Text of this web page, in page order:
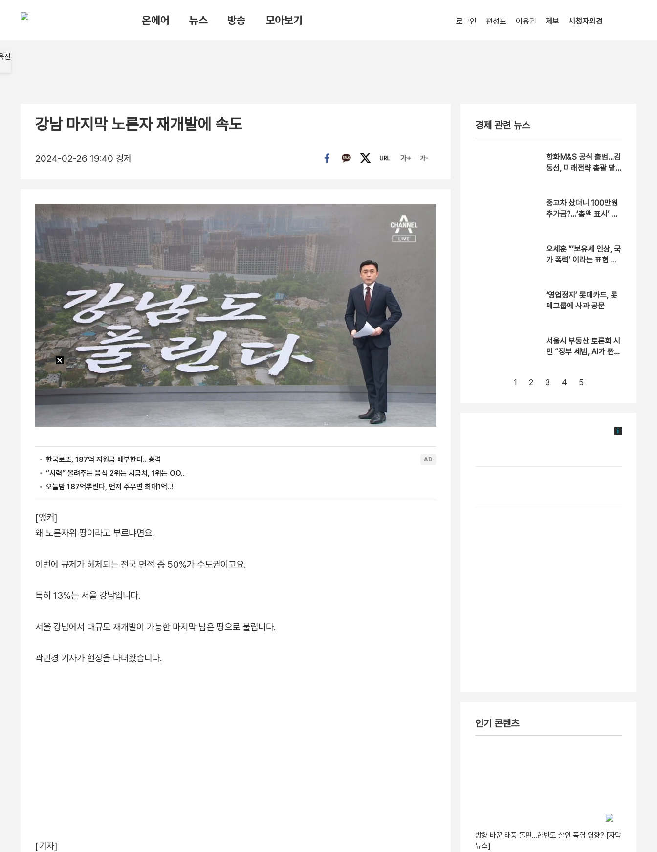
온에어 뉴스 방송 모아보기 로그인 편성표 이용권 제보 시청자의견
강남 마지막 노른자 재개발에 속도
2024-02-26 19:40 경제
[앵커]
왜 노른자위 땅이라고 부르냐면요.
이번에 규제가 해제되는 전국 면적 중 50%가 수도권이고요.
특히 13%는 서울 강남입니다.
서울 강남에서 대규모 재개발이 가능한 마지막 남은 땅으로 불립니다.
곽민경 기자가 현장을 다녀왔습니다.
[기자]
경제 관련 뉴스
한화M&S 공식 출범…김
동선, 미래전략 총괄 맡
중고차 샀더니 100만원
추가금?…‘총액 표시’ 의
오세훈 “‘보유세 인상, 국
가 폭력’ 이라는 표현 와
‘영업정지’ 롯데카드, 롯
데그룹에 사과 공문
서울시 부동산 토론회 시
민 “정부 세법, AI가 짠
1 2 3 4 5
인기 콘텐츠
방향 바꾼 태풍 돌핀…한반도 살인 폭염 영향? [자막
뉴스]